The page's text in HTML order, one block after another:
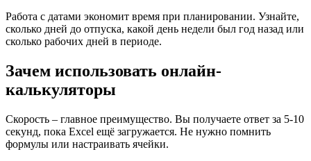
Работа с датами экономит время при планировании. Узнайте,
сколько дней до отпуска, какой день недели был год назад или
сколько рабочих дней в периоде.
Зачем использовать онлайн-
калькуляторы
Скорость – главное преимущество. Вы получаете ответ за 5-10
секунд, пока Excel ещё загружается. Не нужно помнить
формулы или настраивать ячейки.